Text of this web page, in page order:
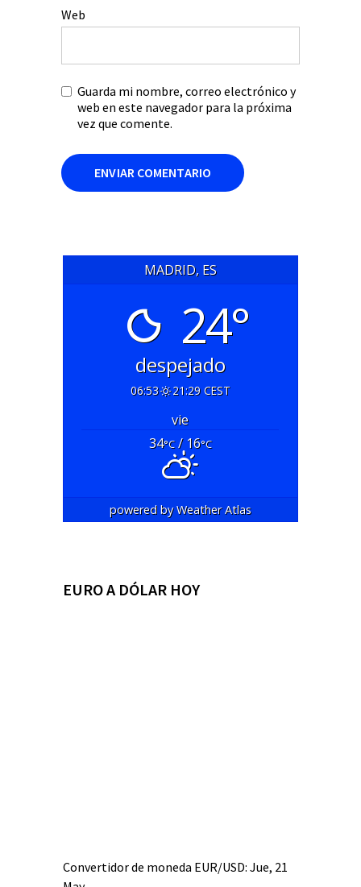
Web
Guarda mi nombre, correo electrónico y
web en este navegador para la próxima
vez que comente.
MADRID, ES
24°
despejado
06:53 21:29 CEST
vie
34°C/ 16°C
powered byWeather Atlas
EURO A DÓLAR HOY
Convertidor de moneda EUR/USD: Jue, 21